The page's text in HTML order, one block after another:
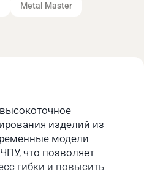
Metal Master
изделий из
модели
что позволяет
гибки и повысить